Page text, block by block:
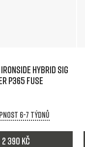
HYBRID SIG
P365 FUSE
6-7 týdnů
2 390 Kč